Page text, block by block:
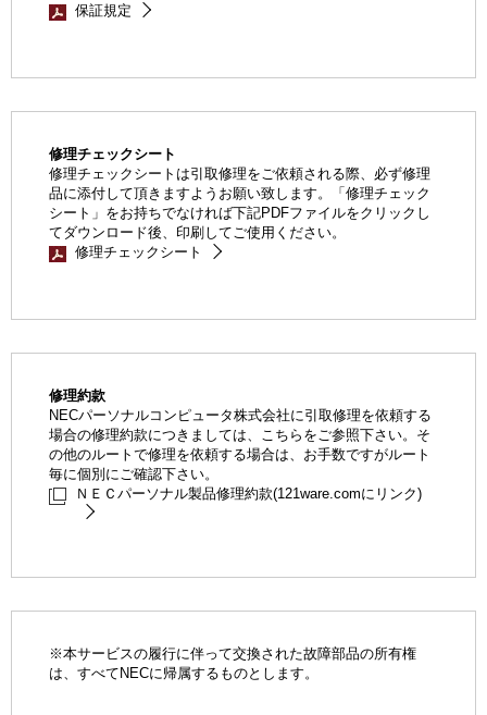
保証規定
修理チェックシート
修理チェックシートは引取修理をご依頼される際、必ず修理
品に添付して頂きますようお願い致します。「修理チェック
シート」をお持ちでなければ下記PDFファイルをクリックし
てダウンロード後、印刷してご使用ください。
修理チェックシート
修理約款
NECパーソナルコンピュータ株式会社に引取修理を依頼する
場合の修理約款につきましては、こちらをご参照下さい。そ
の他のルートで修理を依頼する場合は、お手数ですがルート
毎に個別にご確認下さい。
ＮＥＣパーソナル製品修理約款(121ware.comにリンク)
※本サービスの履行に伴って交換された故障部品の所有権
は、すべてNECに帰属するものとします。